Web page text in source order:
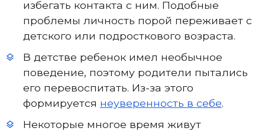
избегать контакта с ним. Подобные
проблемы личность порой переживает с
детского или подросткового возраста.
В детстве ребенок имел необычное
поведение, поэтому родители пытались
его перевоспитать. Из-за этого
формируется неуверенность в себе.
Некоторые многое время живут